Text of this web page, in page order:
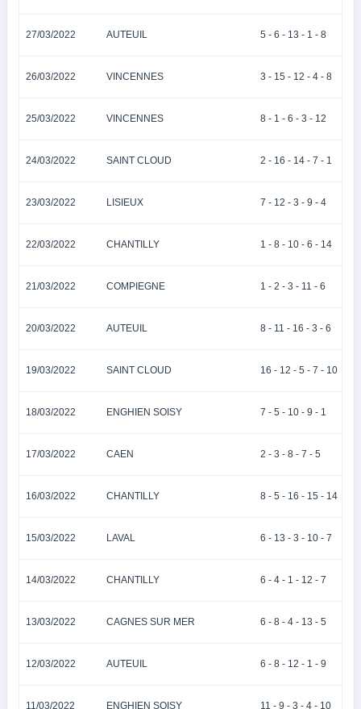
27/03/2022 AUTEUIL 5 - 6 - 13 - 1 - 8
26/03/2022 VINCENNES 3 - 15 - 12 - 4 - 8
25/03/2022 VINCENNES 8 - 1 - 6 - 3 - 12
24/03/2022 SAINT CLOUD 2 - 16 - 14 - 7 - 1
23/03/2022 LISIEUX 7 - 12 - 3 - 9 - 4
22/03/2022 CHANTILLY 1 - 8 - 10 - 6 - 14
21/03/2022 COMPIEGNE 1 - 2 - 3 - 11 - 6
20/03/2022 AUTEUIL 8 - 11 - 16 - 3 - 6
19/03/2022 SAINT CLOUD 16 - 12 - 5 - 7 - 10
18/03/2022 ENGHIEN SOISY 7 - 5 - 10 - 9 - 1
17/03/2022 CAEN 2 - 3 - 8 - 7 - 5
16/03/2022 CHANTILLY 8 - 5 - 16 - 15 - 14
15/03/2022 LAVAL 6 - 13 - 3 - 10 - 7
14/03/2022 CHANTILLY 6 - 4 - 1 - 12 - 7
13/03/2022 CAGNES SUR MER 6 - 8 - 4 - 13 - 5
12/03/2022 AUTEUIL 6 - 8 - 12 - 1 - 9
11/03/2022 ENGHIEN SOISY 11 - 9 - 3 - 4 - 10